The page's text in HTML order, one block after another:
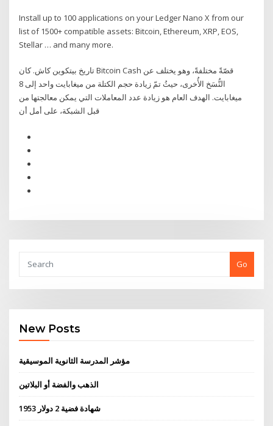
Install up to 100 applications on your Ledger Nano X from our
list of 1500+ compatible assets: Bitcoin, Ethereum, XRP, EOS,
Stellar … and many more.
تاريخ بيتكوين كاش. كان Bitcoin Cash قصّةً مختلفةً، وهو يختلف عن
النُّسَخ الأُخرى، حيثُ تمّ زيادة حجم الكتلة من ميغابايت واحد إلى 8
ميغابايت. الهدف العام هو زيادة عدد المعاملات التي يمكن معالجتها من
قبل الشبكة، على أمل أن
Go
New Posts
مؤشر المدرسة الثانوية الموسيقية
الذهب والفضة أو البلاتين
شهادة فضية 2 دولار 1953